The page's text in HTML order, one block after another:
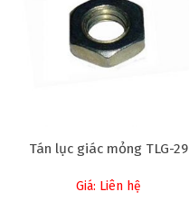
Tán lục giác mỏng TLG-29
Giá: Liên hệ